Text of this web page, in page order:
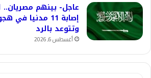
عاجل- بينهم مصريان..
إصابة 11
وتتوعد بالرد
أغسطس 6, 2026